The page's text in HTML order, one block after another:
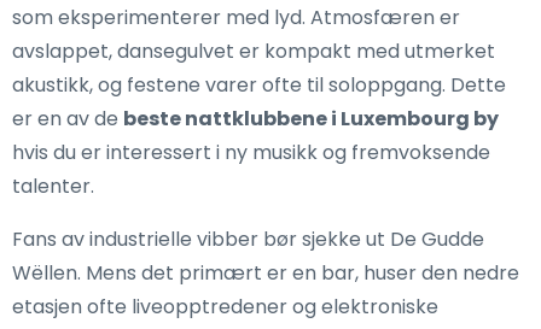
som eksperimenterer med lyd. Atmosfæren er
avslappet, dansegulvet er kompakt med utmerket
akustikk, og festene varer ofte til soloppgang. Dette
er en av de beste nattklubbene i Luxembourg by
hvis du er interessert i ny musikk og fremvoksende
talenter.
Fans av industrielle vibber bør sjekke ut De Gudde
Wëllen. Mens det primært er en bar, huser den nedre
etasjen ofte liveopptredener og elektroniske